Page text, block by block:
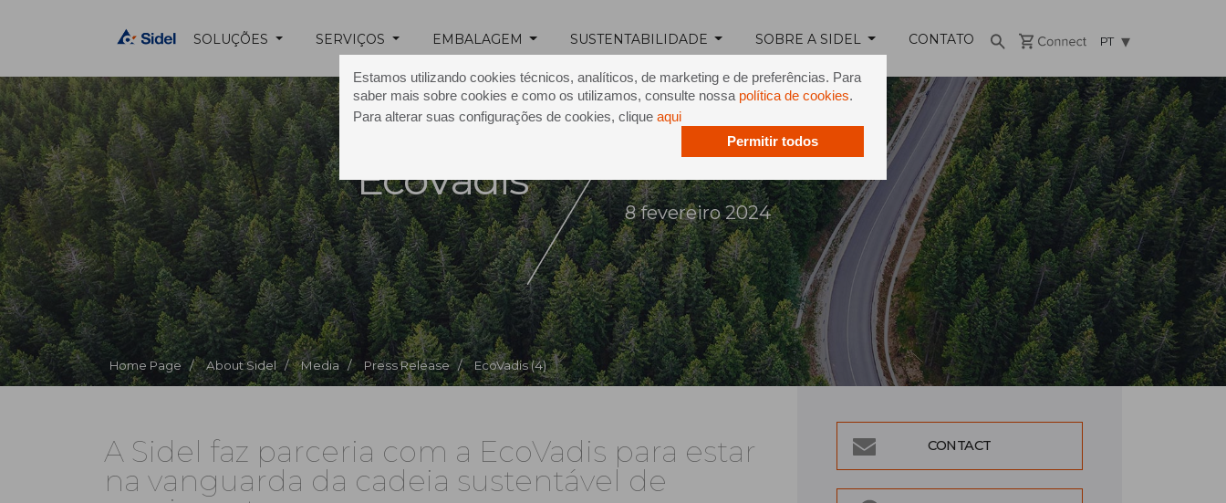
Estamos utilizando cookies técnicos, analíticos, de marketing e de preferências. Para
saber mais sobre cookies e como os utilizamos, consulte nossa política de cookies.
Para alterar suas configurações de cookies, clique aqui
Permitir todos
SOLUÇÕES SERVIÇOS EMBALAGEM SUSTENTABILIDADE SOBRE A SIDEL CONTATO PT
Home Page / About Sidel / Media / Press Release / EcoVadis (4)
EcoVadis
8 fevereiro 2024
A Sidel faz parceria com a EcoVadis para estar
na vanguarda da cadeia sustentável de
CONTACT